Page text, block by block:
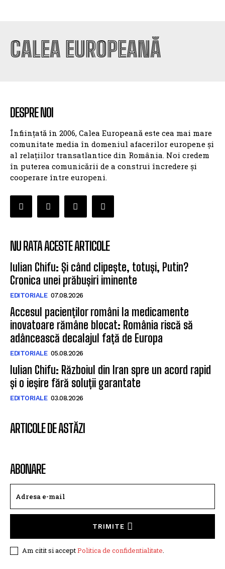
CALEA EUROPEANĂ
DESPRE NOI
Înființată în 2006, Calea Europeană este cea mai mare
comunitate media în domeniul afacerilor europene și
al relațiilor transatlantice din România. Noi credem
în puterea comunicării de a construi încredere și
cooperare între europeni.
NU RATA ACESTE ARTICOLE
Iulian Chifu: Și când clipește, totuși, Putin?
Cronica unei prăbușiri iminente
EDITORIALE 07.08.2026
Accesul pacienților români la medicamente
inovatoare rămâne blocat: România riscă să
adâncească decalajul față de Europa
EDITORIALE 05.08.2026
Iulian Chifu: Războiul din Iran spre un acord rapid
și o ieșire fără soluții garantate
EDITORIALE 03.08.2026
ARTICOLE DE ASTĂZI
ABONARE
TRIMITE
Am citit si acceptPolitica de confidentialitate.